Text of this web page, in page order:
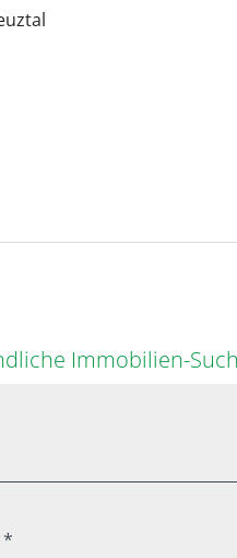
Immobilien-
*